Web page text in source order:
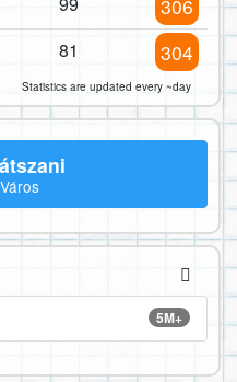
306
81 304
Statistics are updated every ~day
5M+